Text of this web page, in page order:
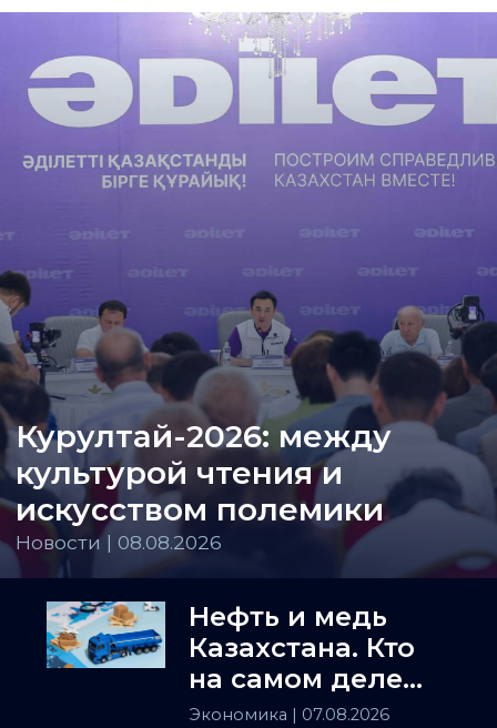
Курултай-2026: между
культурой чтения и
искусством полемики
Новости | 08.08.2026
Нефть и медь
Казахстана. Кто
на самом деле
держит
Экономика | 07.08.2026